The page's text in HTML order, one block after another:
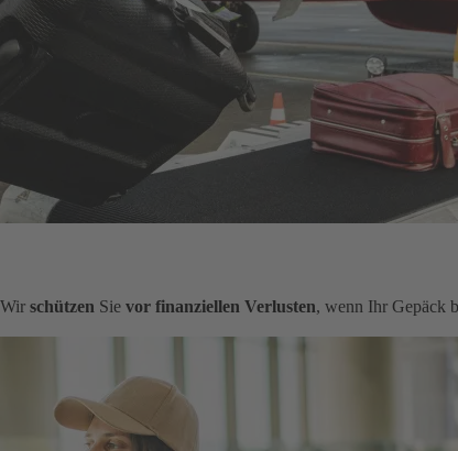
schützen Sie vor finanziellen Verlusten, wenn Ihr Gepäck